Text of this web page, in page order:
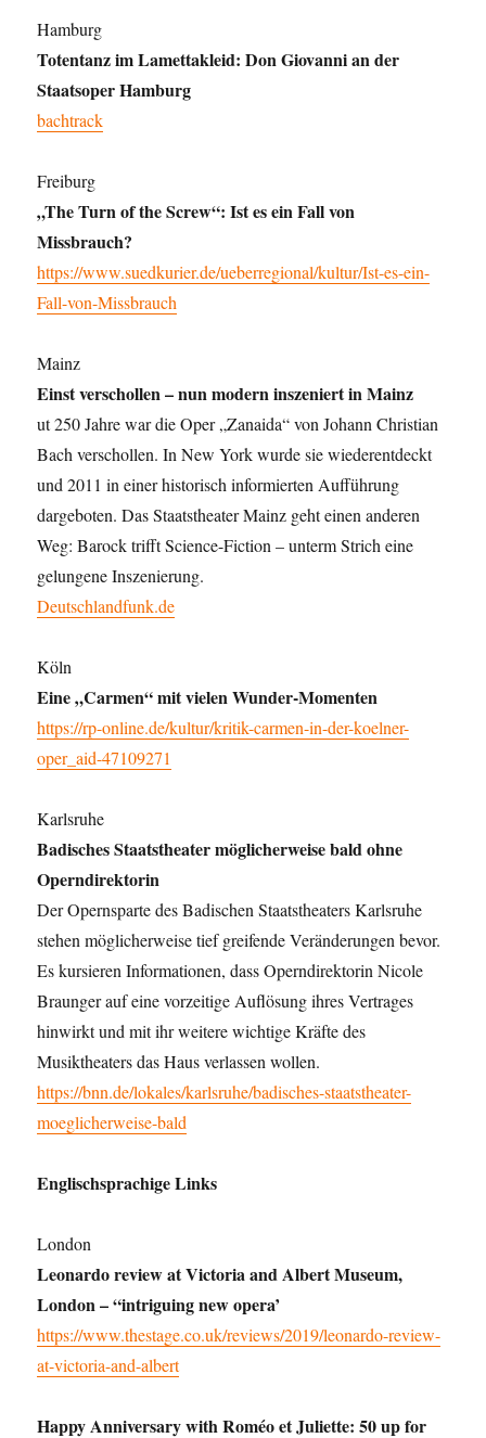
Hamburg
Totentanz im Lamettakleid: Don Giovanni an der
Staatsoper Hamburg
bachtrack
Freiburg
„The Turn of the Screw“: Ist es ein Fall von
Missbrauch?
https://www.suedkurier.de/ueberregional/kultur/Ist-es-ein-
Fall-von-Missbrauch
Mainz
Einst verschollen – nun modern inszeniert in Mainz
ut 250 Jahre war die Oper „Zanaida“ von Johann Christian
Bach verschollen. In New York wurde sie wiederentdeckt
und 2011 in einer historisch informierten Aufführung
dargeboten. Das Staatstheater Mainz geht einen anderen
Weg: Barock trifft Science-Fiction – unterm Strich eine
gelungene Inszenierung.
Deutschlandfunk.de
Köln
Eine „Carmen“ mit vielen Wunder-Momenten
https://rp-online.de/kultur/kritik-carmen-in-der-koelner-
oper_aid-47109271
Karlsruhe
Badisches Staatstheater möglicherweise bald ohne
Operndirektorin
Der Opernsparte des Badischen Staatstheaters Karlsruhe
stehen möglicherweise tief greifende Veränderungen bevor.
Es kursieren Informationen, dass Operndirektorin Nicole
Braunger auf eine vorzeitige Auflösung ihres Vertrages
hinwirkt und mit ihr weitere wichtige Kräfte des
Musiktheaters das Haus verlassen wollen.
https://bnn.de/lokales/karlsruhe/badisches-staatstheater-
moeglicherweise-bald
Englischsprachige Links
London
Leonardo review at Victoria and Albert Museum,
London – “intriguing new opera’
https://www.thestage.co.uk/reviews/2019/leonardo-review-
at-victoria-and-albert
Happy Anniversary with Roméo et Juliette: 50 up for